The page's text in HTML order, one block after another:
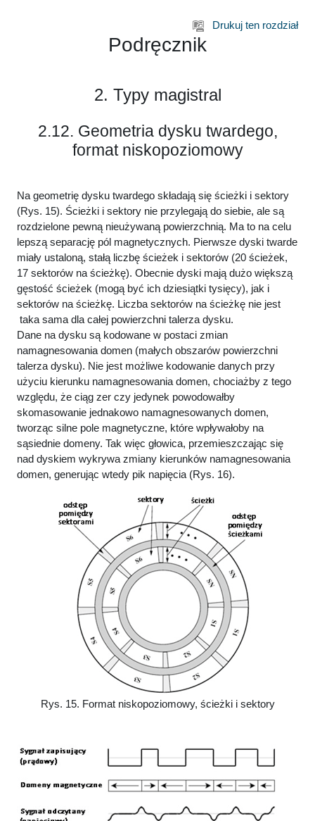
Drukuj ten rozdział
Podręcznik
2. Typy magistral
2.12. Geometria dysku twardego,
format niskopoziomowy
Na geometrię dysku twardego składają się ścieżki i sektory
(Rys. 15). Ścieżki i sektory nie przylegają do siebie, ale są
rozdzielone pewną nieużywaną powierzchnią. Ma to na celu
lepszą separację pól magnetycznych. Pierwsze dyski twarde
miały ustaloną, stałą liczbę ścieżek i sektorów (20 ścieżek,
17 sektorów na ścieżkę). Obecnie dyski mają dużo większą
gęstość ścieżek (mogą być ich dziesiątki tysięcy), jak i
sektorów na ścieżkę. Liczba sektorów na ścieżkę nie jest
taka sama dla całej powierzchni talerza dysku.
Dane na dysku są kodowane w postaci zmian
namagnesowania domen (małych obszarów powierzchni
talerza dysku). Nie jest możliwe kodowanie danych przy
użyciu kierunku namagnesowania domen, chociażby z tego
względu, że ciąg zer czy jedynek powodowałby
skomasowanie jednakowo namagnesowanych domen,
tworząc silne pole magnetyczne, które wpływałoby na
sąsiednie domeny. Tak więc głowica, przemieszczając się
nad dyskiem wykrywa zmiany kierunków namagnesowania
domen, generując wtedy pik napięcia (Rys. 16).
Rys. 15. Format niskopoziomowy, ścieżki i sektory